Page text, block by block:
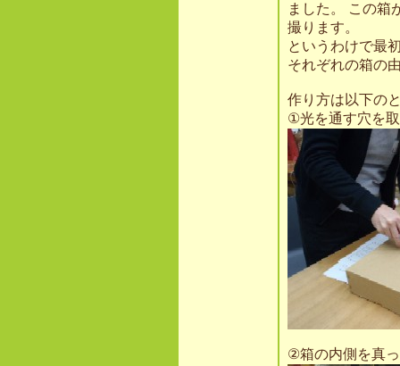
ました。 この箱
撮ります。
というわけで最
それぞれの箱の
作り方は以下の
①光を通す穴を
②箱の内側を真